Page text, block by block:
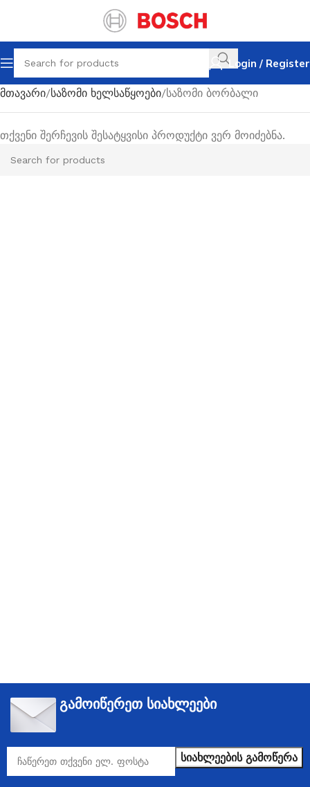
Login / Register
მთავარი საზომი ხელსაწყოები საზომი ბორბალი
თქვენი შერჩევის შესატყვისი პროდუქტი ვერ მოიძებნა.
გამოიწერეთ სიახლეები